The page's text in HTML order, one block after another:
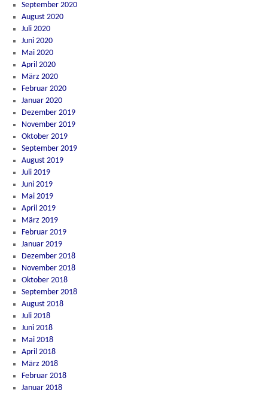
September 2020
August 2020
Juli 2020
Juni 2020
Mai 2020
April 2020
März 2020
Februar 2020
Januar 2020
Dezember 2019
November 2019
Oktober 2019
September 2019
August 2019
Juli 2019
Juni 2019
Mai 2019
April 2019
März 2019
Februar 2019
Januar 2019
Dezember 2018
November 2018
Oktober 2018
September 2018
August 2018
Juli 2018
Juni 2018
Mai 2018
April 2018
März 2018
Februar 2018
Januar 2018